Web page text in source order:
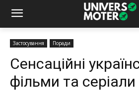
Застосування Поради
Сенсаційні
фільми та серіали